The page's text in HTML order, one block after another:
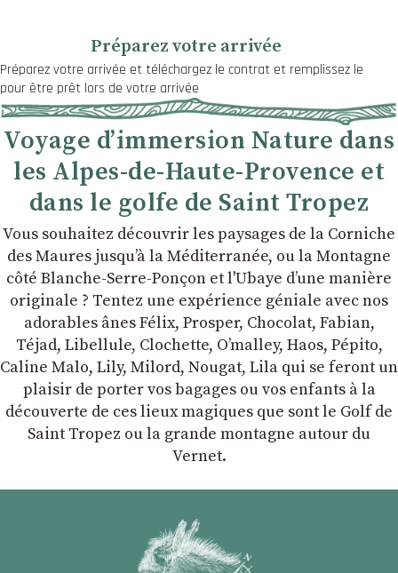
Préparez votre arrivée
Préparez votre arrivée et téléchargez le contrat et remplissez le
pour être prêt lors de votre arrivée
Voyage d’immersion Nature dans
les Alpes-de-Haute-Provence et
dans le golfe de Saint Tropez
Vous souhaitez découvrir les paysages de la Corniche
des Maures jusqu’à la Méditerranée, ou la Montagne
côté Blanche-Serre-Ponçon et l'Ubaye dʼune manière
originale ? Tentez une expérience géniale avec nos
adorables ânes Félix, Prosper, Chocolat, Fabian,
Téjad, Libellule, Clochette, Oʼmalley, Haos, Pépito,
Caline Malo, Lily, Milord, Nougat, Lila qui se feront un
plaisir de porter vos bagages ou vos enfants à la
découverte de ces lieux magiques que sont le Golf de
Saint Tropez ou la grande montagne autour du
Vernet.